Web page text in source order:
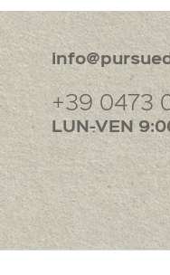
+39 0473
LUN-VEN